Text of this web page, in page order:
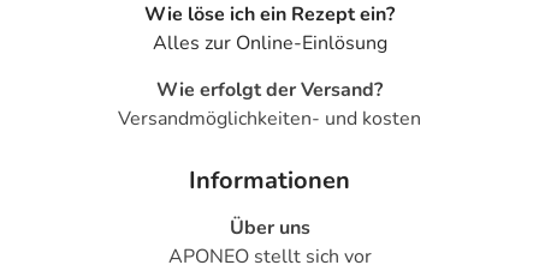
Wie löse ich ein Rezept ein?
Alles zur Online-Einlösung
Wie erfolgt der Versand?
Versandmöglichkeiten- und kosten
Informationen
Über uns
APONEO stellt sich vor